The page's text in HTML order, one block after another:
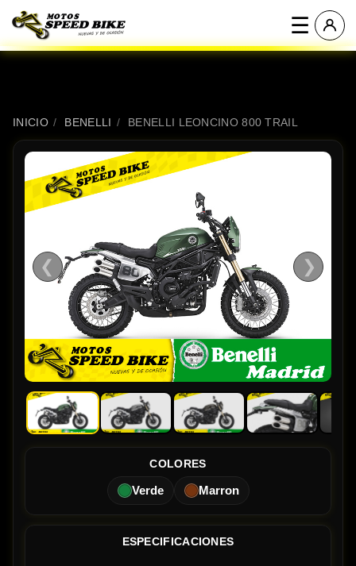
☰
INICIO / BENELLI / BENELLI LEONCINO 800 TRAIL
❮ ❯
COLORES
Verde Marron
ESPECIFICACIONES